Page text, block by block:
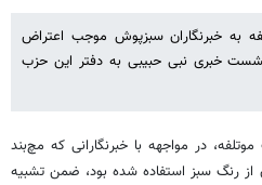
به خبرنگاران سبزپوش موجب اعتراض
خبری نبی حبیبی به دفتر این حزب
در مواجهه با خبرنگارانی که مچ‌بند
از رنگ سبز استفاده شده بود، ضمن تشبیه